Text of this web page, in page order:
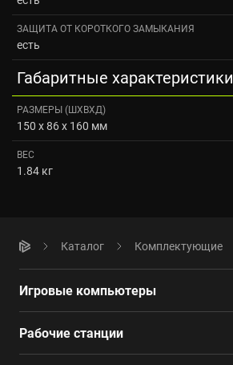
ЗАЩИТА ОТ КОРОТКОГО ЗАМЫКАНИЯ
есть
Габаритные характеристики
РАЗМЕРЫ (ШXВXД)
150 x 86 x 160 мм
ВЕС
1.84 кг
Каталог Комплектующие
Игровые компьютеры
Рабочие станции